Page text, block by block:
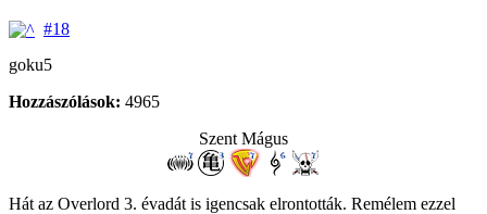
#18
goku5
Hozzászólások: 4965
Szent Mágus
Hát az Overlord 3. évadát is igencsak elrontották. Remélem ezzel